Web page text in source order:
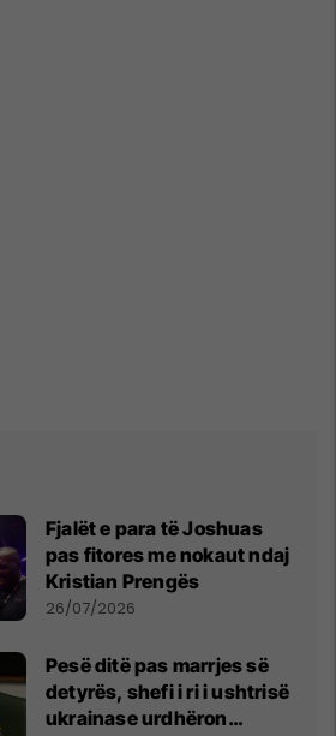
Fjalët e para të Joshuas
pas fitores me nokaut ndaj
Kristian Prengës
26/07/2026
Pesë ditë pas marrjes së
detyrës, shefi i ri i ushtrisë
ukrainase urdhëron